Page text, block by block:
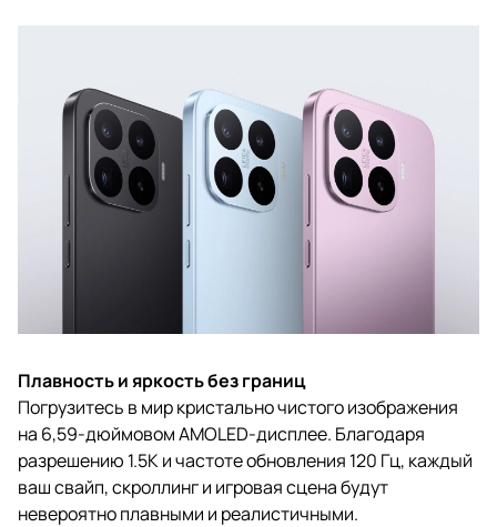
Плавность и яркость без границ
Погрузитесь в мир кристально чистого изображения
на 6,59-дюймовом AMOLED-дисплее. Благодаря
разрешению 1.5K и частоте обновления 120 Гц, каждый
ваш свайп, скроллинг и игровая сцена будут
невероятно плавными и реалистичными.